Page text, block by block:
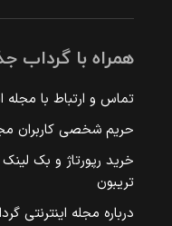
همراه با گرداب
تماس و ارتباط با مجله
حریم شخصی کاربران
خرید رپورتاژ و بک
تریبون
درباره مجله اینترنتی